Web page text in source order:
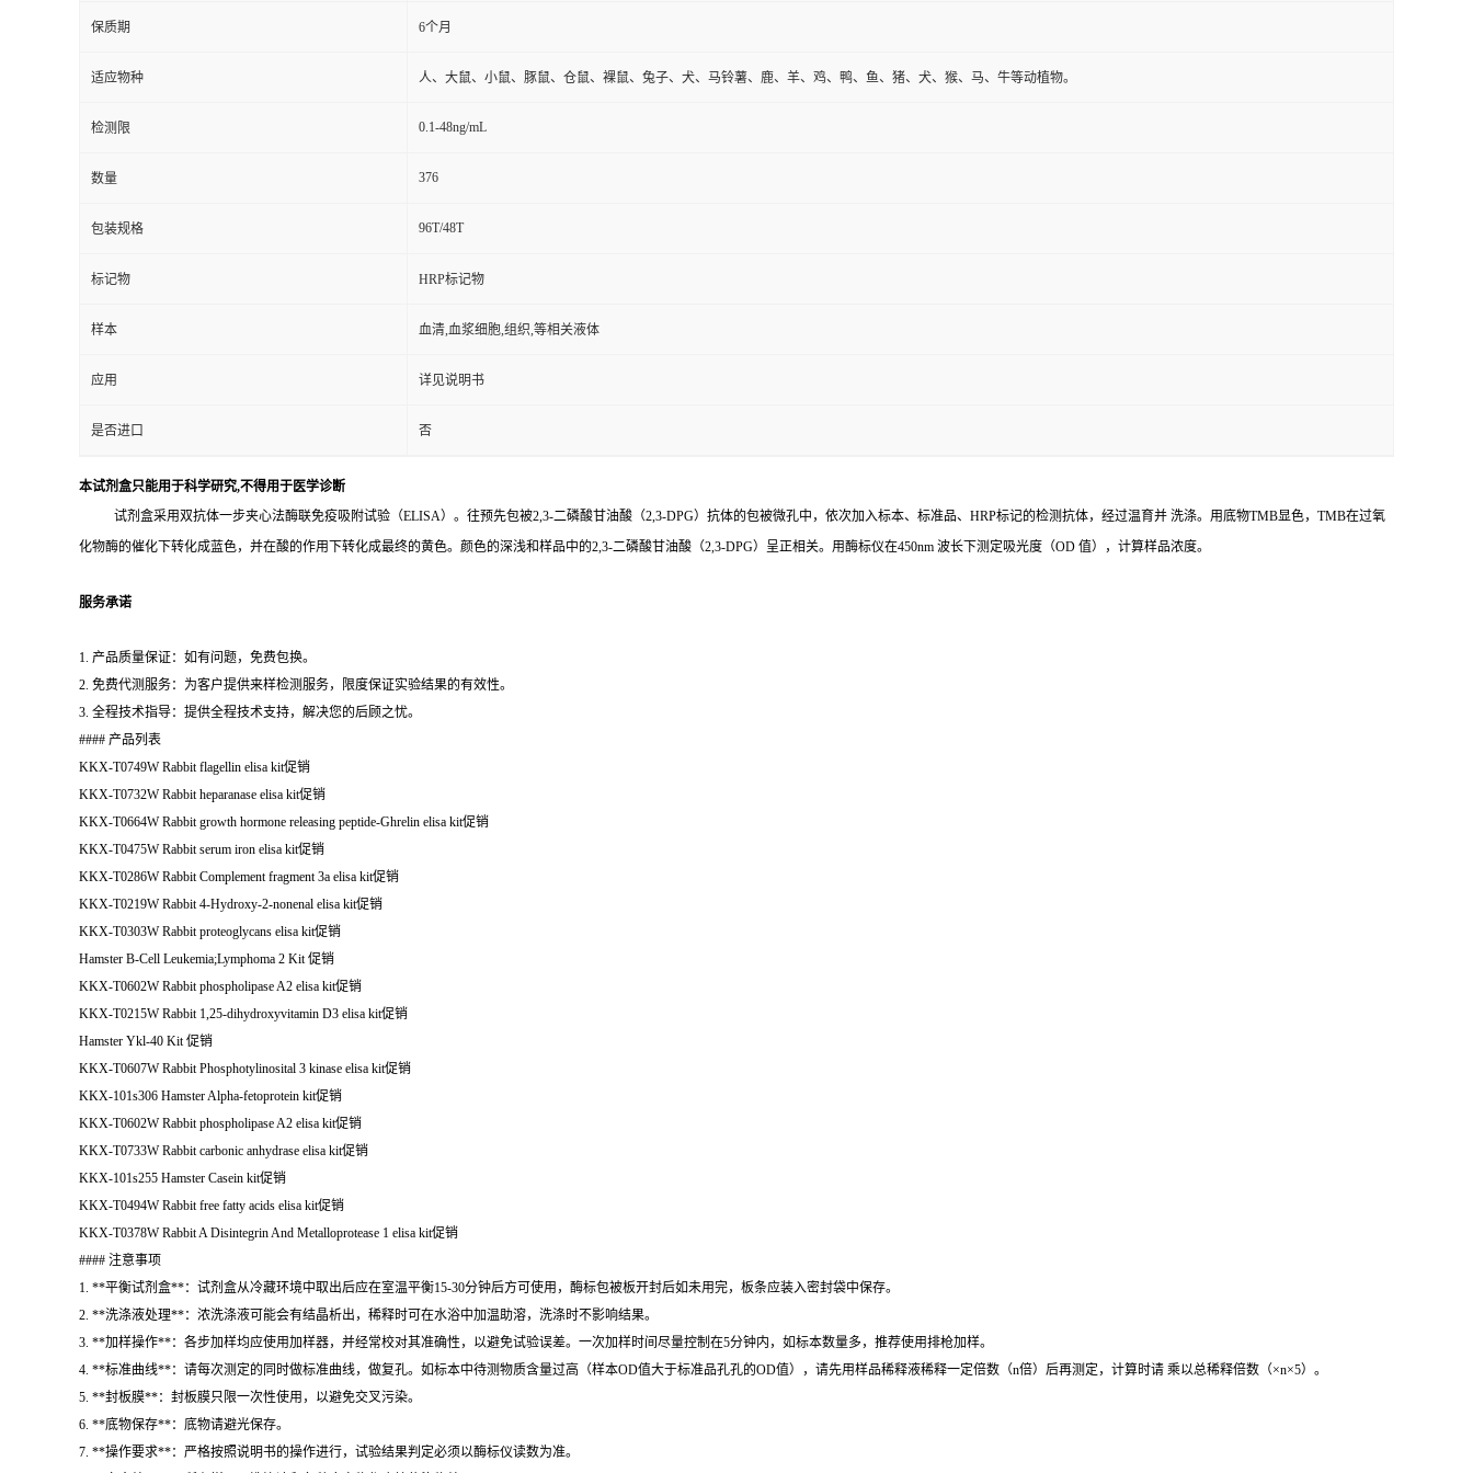
保质期 6个月
适应物种 人、大鼠、小鼠、豚鼠、仓鼠、裸鼠、兔子、犬、马铃薯、鹿、羊、鸡、鸭、鱼、猪、犬、猴、马、牛等动植物。
检测限 0.1-48ng/mL
数量 376
包装规格 96T/48T
标记物 HRP标记物
样本 血清,血浆细胞,组织,等相关液体
应用 详见说明书
是否进口 否
本试剂盒只能用于科学研究,不得用于医学诊断
试剂盒采用双抗体一步夹心法酶联免疫吸附试验（ELISA）。往预先包被2,3-二磷酸甘油酸（2,3-DPG） 抗体的包被微孔中，依次加入标本、标准品、 HRP标记的检测抗体，经过温育并 洗涤。用底物TMB显色，TMB在过氧
化物酶的催化下转化成蓝色，并在酸的作用下转化成最终的黄色。颜色的深浅和样品中的2,3-二磷酸甘油酸（2,3-DPG） 呈正相关。用酶标仪在450nm 波长下测定吸光度（OD 值），计算样品浓度。
服务承诺
1. 产品质量保证：如有问题，免费包换。
2. 免费代测服务：为客户提供来样检测服务，限度保证实验结果的有效性。
3. 全程技术指导：提供全程技术支持，解决您的后顾之忧。
#### 产品列表
KKX-T0749W Rabbit flagellin elisa kit促销
KKX-T0732W Rabbit heparanase elisa kit促销
KKX-T0664W Rabbit growth hormone releasing peptide-Ghrelin elisa kit促销
KKX-T0475W Rabbit serum iron elisa kit促销
KKX-T0286W Rabbit Complement fragment 3a elisa kit促销
KKX-T0219W Rabbit 4-Hydroxy-2-nonenal elisa kit促销
KKX-T0303W Rabbit proteoglycans elisa kit促销
Hamster B-Cell Leukemia;Lymphoma 2 Kit促销
KKX-T0602W Rabbit phospholipase A2 elisa kit促销
KKX-T0215W Rabbit 1,25-dihydroxyvitamin D3 elisa kit促销
Hamster Ykl-40 Kit促销
KKX-T0607W Rabbit Phosphotylinosital 3 kinase elisa kit促销
KKX-101s306 Hamster Alpha-fetoprotein kit促销
KKX-T0602W Rabbit phospholipase A2 elisa kit促销
KKX-T0733W Rabbit carbonic anhydrase elisa kit促销
KKX-101s255 Hamster Casein kit促销
KKX-T0494W Rabbit free fatty acids elisa kit促销
KKX-T0378W Rabbit A Disintegrin And Metalloprotease 1 elisa kit促销
#### 注意事项
1. **平衡试剂盒**：试剂盒从冷藏环境中取出后应在室温平衡15-30分钟后方可使用，酶标包被板开封后如未用完，板条应装入密封袋中保存。
2. **洗涤液处理**：浓洗涤液可能会有结晶析出，稀释时可在水浴中加温助溶，洗涤时不影响结果。
3. **加样操作**：各步加样均应使用加样器，并经常校对其准确性，以避免试验误差。一次加样时间尽量控制在5分钟内，如标本数量多，推荐使用排枪加样。
4. **标准曲线**：请每次测定的同时做标准曲线，做复孔。如标本中待测物质含量过高（样本OD值大于标准品孔孔的OD值），请先用样品稀释液稀释一定倍数（n倍）后再测定，计算时请 乘以总稀释倍数（×n×5）。
5. **封板膜**：封板膜只限一次性使用，以避免交叉污染。
6. **底物保存**：底物请避光保存。
7. **操作要求**：严格按照说明书的操作进行，试验结果判定必须以酶标仪读数为准。